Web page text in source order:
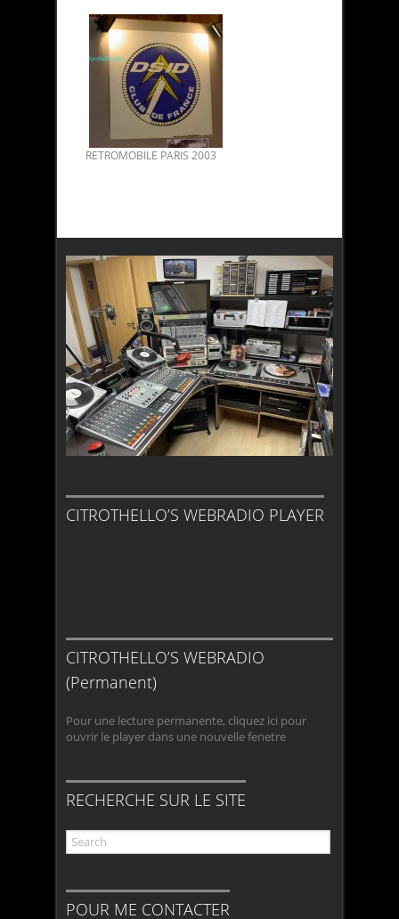
RETROMOBILE PARIS 2003
CITROTHELLO’S WEBRADIO PLAYER
CITROTHELLO’S WEBRADIO
(Permanent)
Pour une lecture permanente, cliquez ici pour
ouvrir le player dans une nouvelle fenetre
RECHERCHE SUR LE SITE
POUR ME CONTACTER